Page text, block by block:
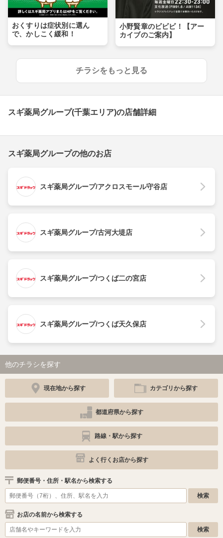
おくすりは症状別に選ん
で、かしこく緩和！
小野賢章のビビビ！【アー
カイブのご案内】
チラシをもっと見る
スギ薬局グループ(千葉エリア)の店舗詳細
スギ薬局グループの他のお店
スギ薬局グループ/アクロスモール守谷店
スギ薬局グループ/古河大堤店
スギ薬局グループ/つくば二の宮店
スギ薬局グループ/つくば天久保店
他のチラシを探す
現在地から探す カテゴリから探す
都道府県から探す
路線・駅から探す
よく行くお店から探す
郵便番号・住所・駅名から検索する
お店の名前から検索する